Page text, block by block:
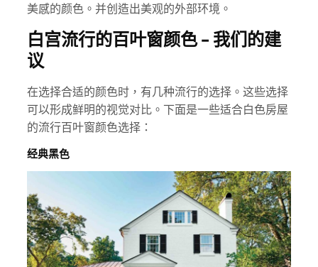
美感的颜色。并创造出美观的外部环境。
白宫流行的百叶窗颜色 - 我们的建
议
在选择合适的颜色时，有几种流行的选择。这些选择
可以形成鲜明的视觉对比。下面是一些适合白色房屋
的流行百叶窗颜色选择：
经典黑色